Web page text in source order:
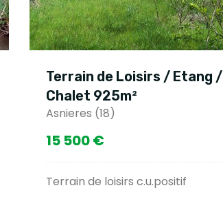
Terrain de Loisirs / Etang /
Chalet 925m²
Asnieres (18)
15 500 €
Terrain de loisirs c.u.positif